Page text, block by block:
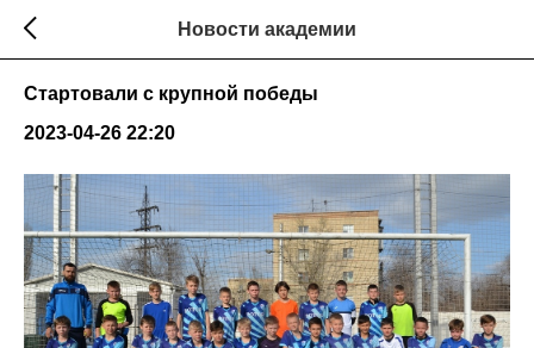
Новости академии
Стартовали с крупной победы
2023-04-26 22:20